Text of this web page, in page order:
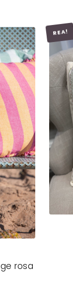
rosa
REA!